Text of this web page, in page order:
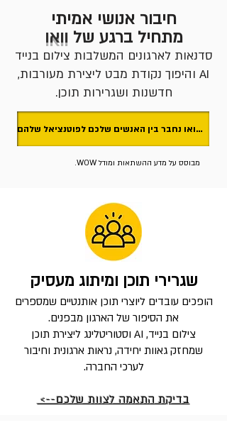
חיבור אנושי אמיתי
מתחיל ברגע שלוואו
סדנאות לארגונים המשלבות צילום בנייד
AI והיפוך נקודת מבט ליצירת מעורבות,
חדשנות ושגרירות תוכן.
בואו נחבר בין האנשים שלכם לפוטנציאל שלהם 🙃
מבוסס על מדע ההשתאות ומודל WOW.
שגרירי תוכן ומיתוג מעסיק
הופכים עובדים ליוצרי תוכן אותנטיים שמספרים
את הסיפור של הארגון מבפנים.
צילום בנייד, AI וסטוריטלינג ליצירת תוכן
שמחזק גאוות יחידה, נראות ארגונית וחיבור
לערכי החברה.
בדיקת התאמה לצוות שלכם-->